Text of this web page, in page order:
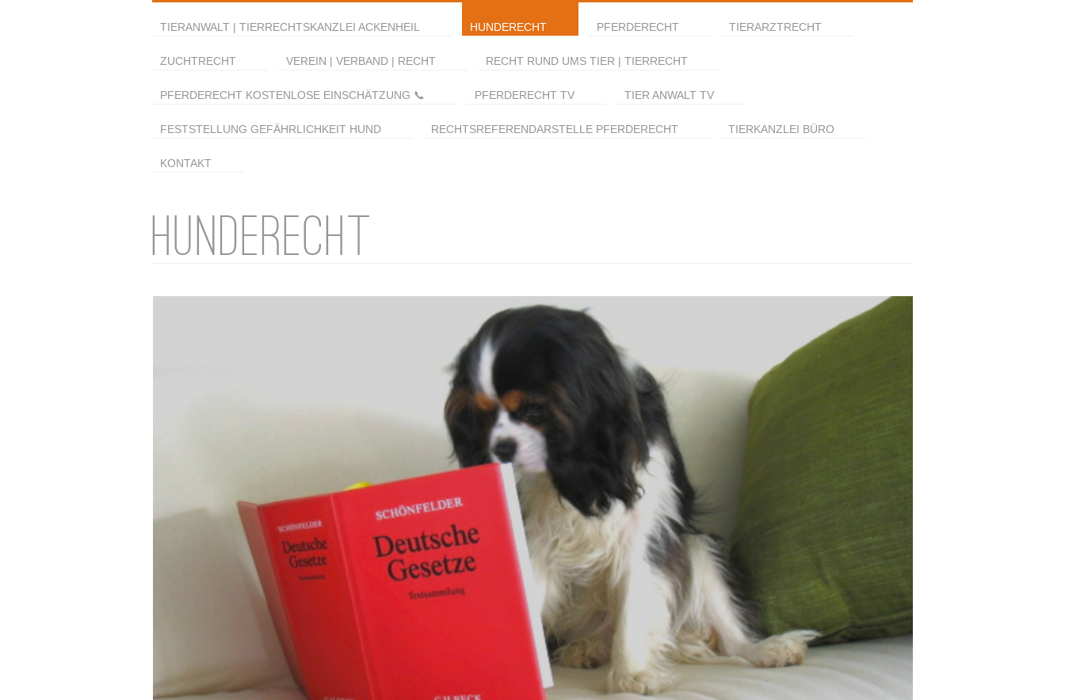
TIERANWALT | TIERRECHTSKANZLEI ACKENHEIL HUNDERECHT PFERDERECHT TIERARZTRECHT
ZUCHTRECHT VEREIN | VERBAND | RECHT RECHT RUND UMS TIER | TIERRECHT
PFERDERECHT KOSTENLOSE EINSCHÄTZUNG 📞 PFERDERECHT TV TIER ANWALT TV
FESTSTELLUNG GEFÄHRLICHKEIT HUND RECHTSREFERENDARSTELLE PFERDERECHT TIERKANZLEI BÜRO
KONTAKT
HUNDERECHT